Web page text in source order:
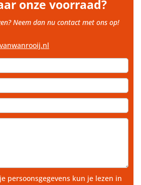
onze voorraad?
Neem dan nu contact met ons op!
persoonsgegevens kun je lezen in